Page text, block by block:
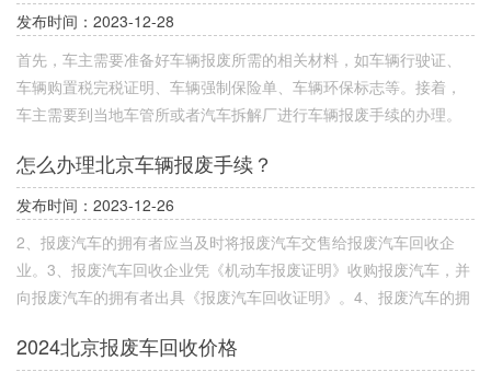
发布时间：2023-12-28
首先，车主需要准备好车辆报废所需的相关材料，如车辆行驶证、
车辆购置税完税证明、车辆强制保险单、车辆环保标志等。接着，
车主需要到当地车管所或者汽车拆解厂进行车辆报废手续的办理。
怎么办理北京车辆报废手续？
发布时间：2023-12-26
2、报废汽车的拥有者应当及时将报废汽车交售给报废汽车回收企
业。3、报废汽车回收企业凭《机动车报废证明》收购报废汽车，并
向报废汽车的拥有者出具《报废汽车回收证明》。4、报废汽车的拥
注销登记。
2024北京报废车回收价格